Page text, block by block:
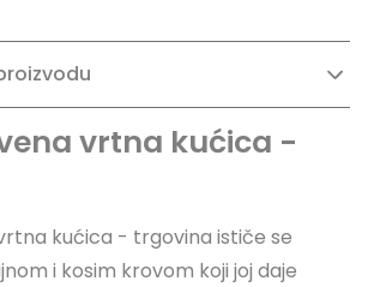
vrtna kućica -
kućica - trgovina ističe se
i kosim krovom koji joj daje